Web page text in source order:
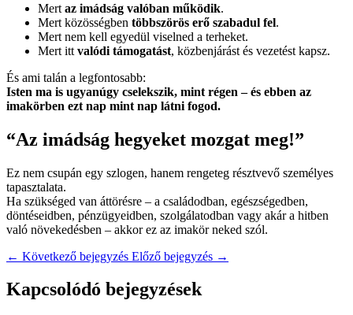
Mert az imádság valóban működik.
Mert közösségben többszörös erő szabadul fel.
Mert nem kell egyedül viselned a terheket.
Mert itt valódi támogatást, közbenjárást és vezetést kapsz.
És ami talán a legfontosabb:
Isten ma is ugyanúgy cselekszik, mint régen – és ebben az
imakörben ezt nap mint nap látni fogod.
“Az imádság hegyeket mozgat meg!”
Ez nem csupán egy szlogen, hanem rengeteg résztvevő személyes
tapasztalata.
Ha szükséged van áttörésre – a családodban, egészségedben,
döntéseidben, pénzügyeidben, szolgálatodban vagy akár a hitben
való növekedésben – akkor ez az imakör neked szól.
← Következő bejegyzés Előző bejegyzés →
Kapcsolódó bejegyzések